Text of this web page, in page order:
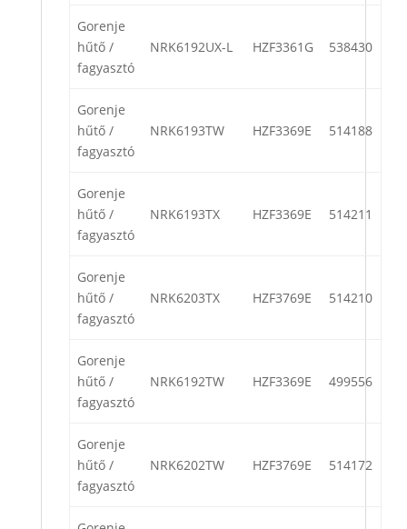
Gorenje
hűtő /
fagyasztó
NRK6192UX-L HZF3361G 538430
Gorenje
hűtő /
fagyasztó
NRK6193TW HZF3369E 514188
Gorenje
hűtő /
fagyasztó
NRK6193TX HZF3369E 514211
Gorenje
hűtő /
fagyasztó
NRK6203TX HZF3769E 514210
Gorenje
hűtő /
fagyasztó
NRK6192TW HZF3369E 499556
Gorenje
hűtő /
fagyasztó
NRK6202TW HZF3769E 514172